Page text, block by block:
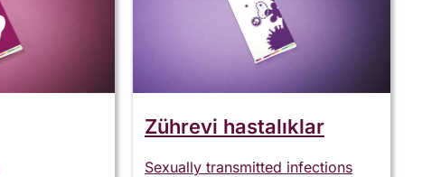
Zührevi hastalıklar
Sexually transmitted infections